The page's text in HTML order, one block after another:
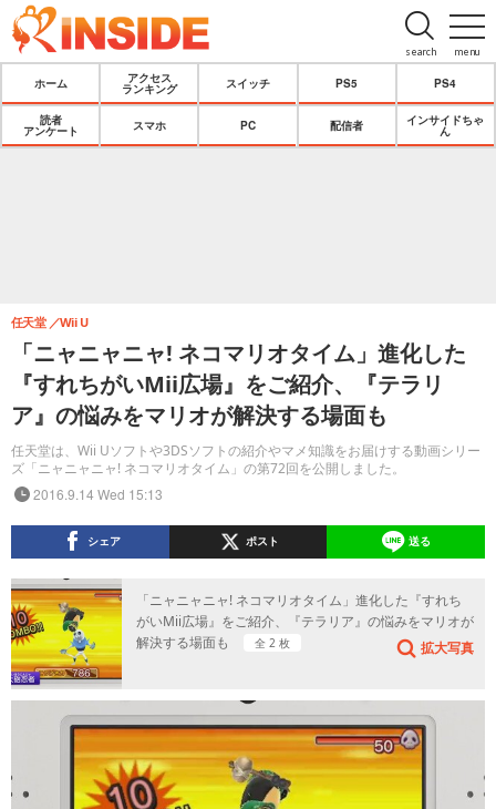
menu
search
ホーム
アクセス
ランキング
スイッチ PS5 PS4
読者
アンケート
スマホ PC 配信者
インサイドちゃ
ん
「ニャニャニャ! ネコマリオタイム」進化した
『すれちがいMii広場』をご紹介、『テラリ
ア』の悩みをマリオが解決する場面も
任天堂は、Wii Uソフトや3DSソフトの紹介やマメ知識をお届けする動画シリー
ズ「ニャニャニャ! ネコマリオタイム」の第72回を公開しました。
任天堂 Wii U
2016.9.14 Wed 15:13
シェア ポスト 送る
「ニャニャニャ! ネコマリオタイム」進化した『すれち
がいMii広場』をご紹介、『テラリア』の悩みをマリオが
解決する場面も
全 2 枚 拡大写真